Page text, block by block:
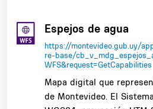
Espejos de agua
https://montevideo.gub.uy/
re-base/
WFS&request=GetCapabilities
Mapa digital que
de Montevideo. El